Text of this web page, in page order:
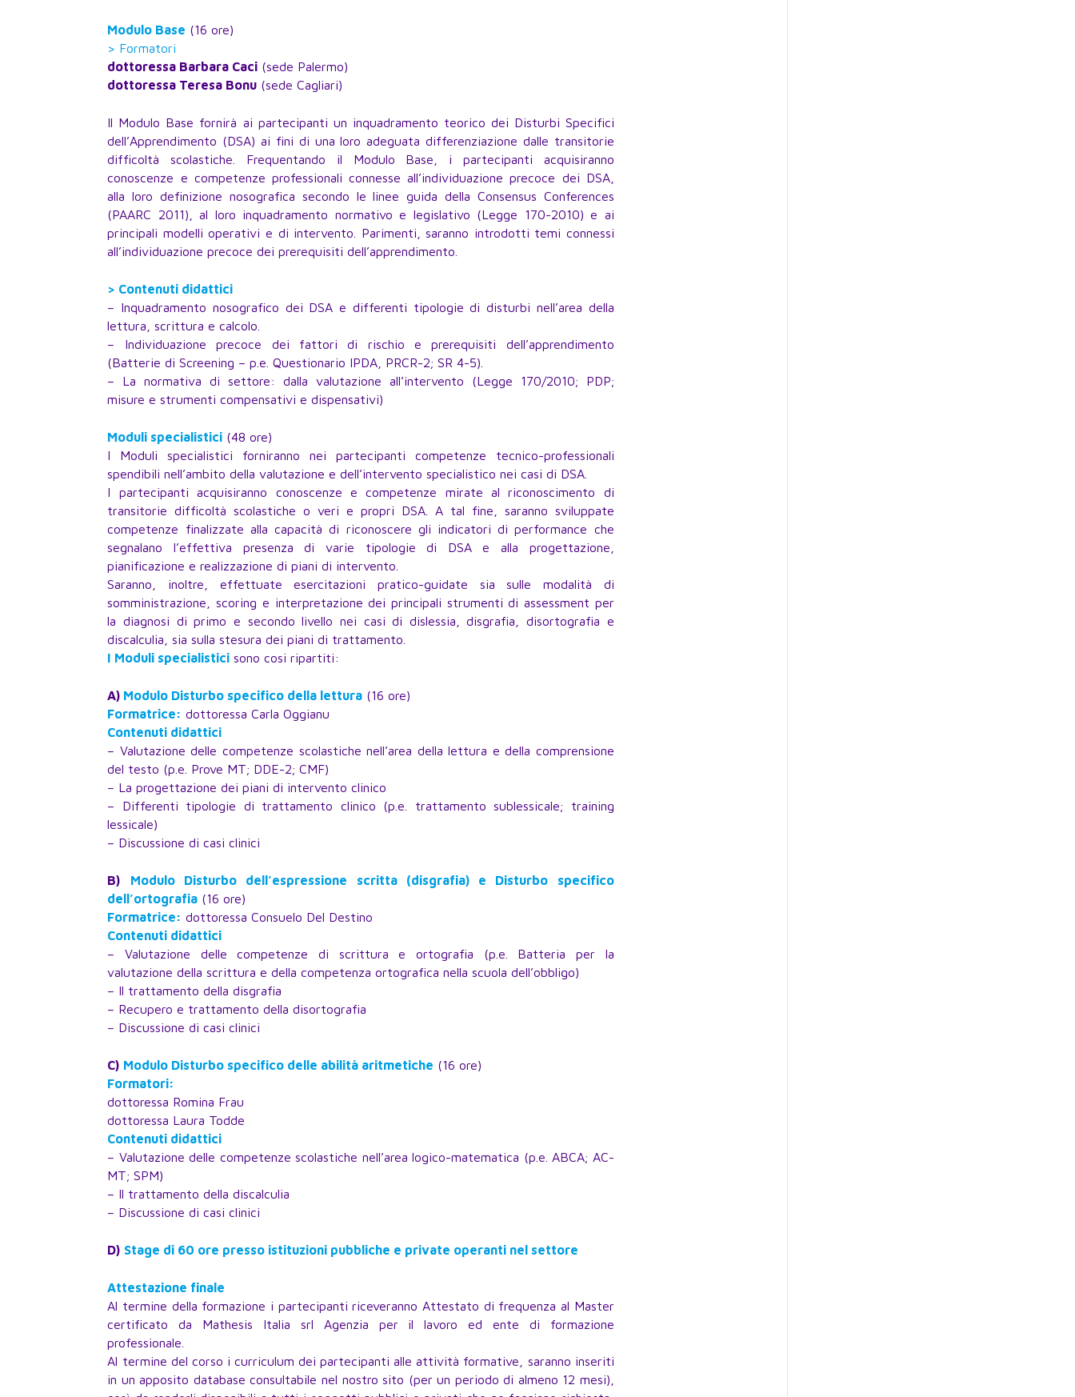
Modulo Base (16 ore)
> Formatori
dottoressa Barbara Caci (sede Palermo)
dottoressa Teresa Bonu (sede Cagliari)
Il Modulo Base fornirà ai partecipanti un inquadramento teorico dei Disturbi Specifici
dell’Apprendimento (DSA) ai fini di una loro adeguata differenziazione dalle transitorie
difficoltà scolastiche. Frequentando il Modulo Base, i partecipanti acquisiranno
conoscenze e competenze professionali connesse all’individuazione precoce dei DSA,
alla loro definizione nosografica secondo le linee guida della Consensus Conferences
(PAARC 2011), al loro inquadramento normativo e legislativo (Legge 170-2010) e ai
principali modelli operativi e di intervento. Parimenti, saranno introdotti temi connessi
all’individuazione precoce dei prerequisiti dell’apprendimento.
> Contenuti didattici
– Inquadramento nosografico dei DSA e differenti tipologie di disturbi nell’area della
lettura, scrittura e calcolo.
– Individuazione precoce dei fattori di rischio e prerequisiti dell’apprendimento
(Batterie di Screening – p.e. Questionario IPDA, PRCR-2; SR 4-5).
– La normativa di settore: dalla valutazione all’intervento (Legge 170/2010; PDP;
misure e strumenti compensativi e dispensativi)
Moduli specialistici (48 ore)
I Moduli specialistici forniranno nei partecipanti competenze tecnico-professionali
spendibili nell’ambito della valutazione e dell’intervento specialistico nei casi di DSA.
I partecipanti acquisiranno conoscenze e competenze mirate al riconoscimento di
transitorie difficoltà scolastiche o veri e propri DSA. A tal fine, saranno sviluppate
competenze finalizzate alla capacità di riconoscere gli indicatori di performance che
segnalano l’effettiva presenza di varie tipologie di DSA e alla progettazione,
pianificazione e realizzazione di piani di intervento.
Saranno, inoltre, effettuate esercitazioni pratico-guidate sia sulle modalità di
somministrazione, scoring e interpretazione dei principali strumenti di assessment per
la diagnosi di primo e secondo livello nei casi di dislessia, disgrafia, disortografia e
discalculia, sia sulla stesura dei piani di trattamento.
I Moduli specialistici sono cosi ripartiti:
A) Modulo Disturbo specifico della lettura (16 ore)
Formatrice: dottoressa Carla Oggianu
Contenuti didattici
– Valutazione delle competenze scolastiche nell’area della lettura e della comprensione
del testo (p.e. Prove MT; DDE-2; CMF)
– La progettazione dei piani di intervento clinico
– Differenti tipologie di trattamento clinico (p.e. trattamento sublessicale; training
lessicale)
– Discussione di casi clinici
B)
Modulo Disturbo dell’espressione scritta (disgrafia) e Disturbo specifico
dell’ortografia (16 ore)
Formatrice: dottoressa Consuelo Del Destino
Contenuti didattici
– Valutazione delle competenze di scrittura e ortografia (p.e. Batteria per la
valutazione della scrittura e della competenza ortografica nella scuola dell’obbligo)
– Il trattamento della disgrafia
– Recupero e trattamento della disortografia
– Discussione di casi clinici
C) Modulo Disturbo specifico delle abilità aritmetiche (16 ore)
Formatori:
dottoressa Romina Frau
dottoressa Laura Todde
Contenuti didattici
– Valutazione delle competenze scolastiche nell’area logico-matematica (p.e. ABCA; AC-
MT; SPM)
– Il trattamento della discalculia
– Discussione di casi clinici
D) Stage di 60 ore presso istituzioni pubbliche e private operanti nel settore
Attestazione finale
Al termine della formazione i partecipanti riceveranno Attestato di frequenza al Master
certificato da Mathesis Italia srl Agenzia per il lavoro ed ente di formazione
professionale.
Al termine del corso i curriculum dei partecipanti alle attività formative, saranno inseriti
in un apposito database consultabile nel nostro sito (per un periodo di almeno 12 mesi),